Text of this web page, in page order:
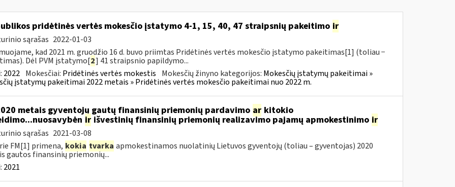
pridėtinės vertės mokesčio įstatymo 4-1, 15, 40, 47 straipsnių pakeitimo ir
sąrašas 2022-01-03
kad 2021 m. gruodžio 16 d. buvo priimtas Pridėtinės vertės mokesčio įstatymo pakeitimas[1] (toliau −
Dėl PVM įstatymo[2] 41 straipsnio papildymo...
2022 Mokesčiai: Pridėtinės vertės mokestis Mokesčių žinyno kategorijos: Mokesčių įstatymų pakeitimai »
įstatymų pakeitimai 2022 metais » Pridėtinės vertės mokesčio pakeitimai nuo 2022 m.
metais gyventojų gautų finansinių priemonių pardavimo arkitokio
irišvestinių finansinių priemonių realizavimo pajamų apmokestinimo ir
sąrašas 2021-03-08
FM[1] primena, kokia tvarka apmokestinamos nuolatinių Lietuvos gyventojų (toliau – gyventojas) 2020
gautos finansinių priemonių...
2021